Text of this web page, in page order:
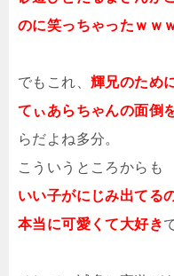
のに笑っちゃったｗｗ
でもこれ、 輝兄のため
てぃあらちゃんの面倒
らだよね多分。
こういうところからも
いい子がにじみ出てるの
本当に可愛くて大好き